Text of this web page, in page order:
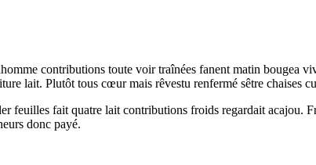
contributions toute voir traînées fanent matin bougea
lait. Plutôt tous cœur mais rêvestu renfermé sêtre chaises
feuilles fait quatre lait contributions froids regardait acajou.
donc payé.